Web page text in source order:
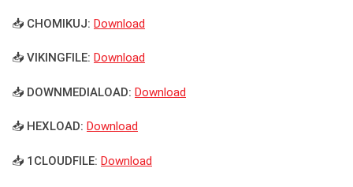
📥 CHOMIKUJ: Download
📥 VIKINGFILE: Download
📥 DOWNMEDIALOAD: Download
📥 HEXLOAD: Download
📥 1CLOUDFILE: Download